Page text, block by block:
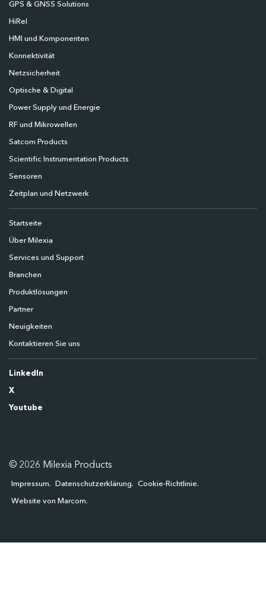
GPS & GNSS Solutions
HiRel
HMI und Komponenten
Konnektivität
Netzsicherheit
Optische & Digital
Power Supply und Energie
RF und Mikrowellen
Satcom Products
Scientific Instrumentation Products
Sensoren
Zeitplan und Netzwerk
Startseite
Über Milexia
Services und Support
Branchen
Produktlösungen
Partner
Neuigkeiten
Kontaktieren Sie uns
LinkedIn
X
Youtube
© 2026 Milexia Products
Impressum Datenschutzerklärung Cookie-Richtlinie
Website von Marcom